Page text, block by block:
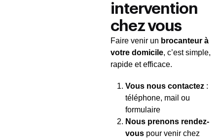
intervention
chez vous
Faire venir un brocanteur à
votre domicile, c’est simple,
rapide et efficace.
Vous nous contactez :
téléphone, mail ou
formulaire
Nous prenons rendez-
vous pour venir chez